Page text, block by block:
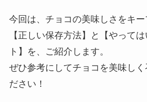
今回は、チョコの美味しさをキ
【正しい保存方法】と【やって
ト】を、ご紹介します。
ぜひ参考にしてチョコを美味しく
ださい！